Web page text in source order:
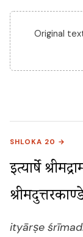
Original
SHLOKA 20 →
इत्यार्षे
ityārṣe